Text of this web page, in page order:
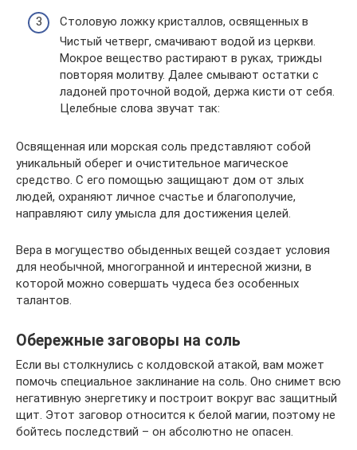
Столовую ложку кристаллов, освященных в
Чистый четверг, смачивают водой из церкви.
Мокрое вещество растирают в руках, трижды
повторяя молитву. Далее смывают остатки с
ладоней проточной водой, держа кисти от себя.
Целебные слова звучат так:
Освященная или морская соль представляют собой
уникальный оберег и очистительное магическое
средство. С его помощью защищают дом от злых
людей, охраняют личное счастье и благополучие,
направляют силу умысла для достижения целей.
Вера в могущество обыденных вещей создает условия
для необычной, многогранной и интересной жизни, в
которой можно совершать чудеса без особенных
талантов.
Обережные заговоры на соль
Если вы столкнулись с колдовской атакой, вам может
помочь специальное заклинание на соль. Оно снимет всю
негативную энергетику и построит вокруг вас защитный
щит. Этот заговор относится к белой магии, поэтому не
бойтесь последствий – он абсолютно не опасен.